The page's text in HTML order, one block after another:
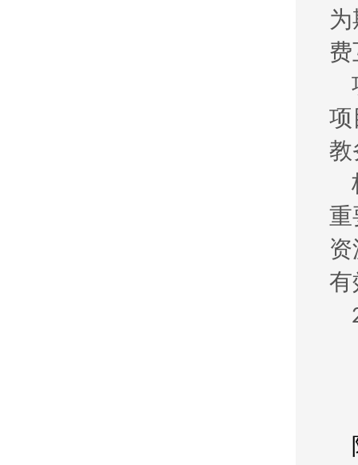
费
项
教
重
有